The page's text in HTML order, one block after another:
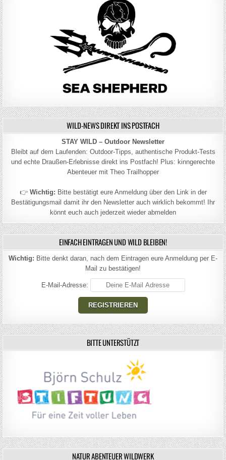
WILD-NEWS DIREKT INS POSTFACH
STAY WILD – Outdoor Newsletter
Bleibt auf dem Laufenden: Outdoor-Tipps, authentische Produkt-Tests
und echte Draußen-Erlebnisse direkt ins Postfach! Plus: kinngerechte
Abenteuer mit Theo Trailhopper
👉 Wichtig: Bitte bestätigt eure Anmeldung über den Link in der
Bestätigungsmail damit ihr den Newsletter auch wirklich bekommt! Ihr
könnt euch auch jederzeit wieder abmelden
EINFACH EINTRAGEN UND WILD BLEIBEN!
Wichtig: Bitte denkt daran, nach dem Eintragen eure Anmeldung per E-
Mail zu bestätigen!
E-Mail-Adresse:
BITTE UNTERSTÜTZT
NATUR ABENTEUER WILDWERK